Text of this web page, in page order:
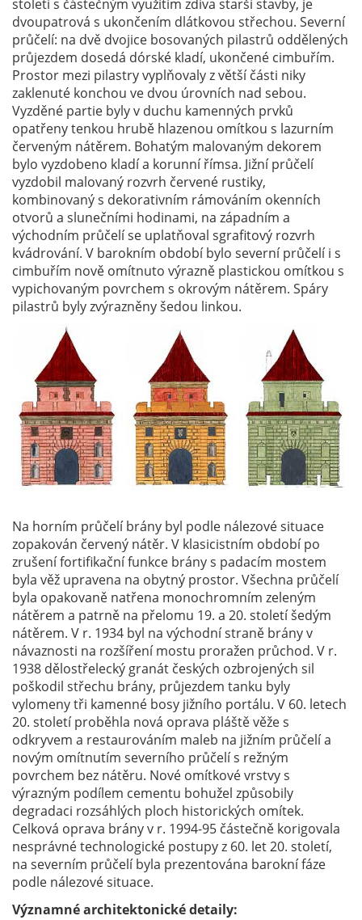
století s částečným využitím zdiva starší stavby, je
dvoupatrová s ukončením dlátkovou střechou. Severní
průčelí: na dvě dvojice bosovaných pilastrů oddělených
průjezdem dosedá dórské kladí, ukončené cimbuřím.
Prostor mezi pilastry vyplňovaly z větší části niky
zaklenuté konchou ve dvou úrovních nad sebou.
Vyzděné partie byly v duchu kamenných prvků
opatřeny tenkou hrubě hlazenou omítkou s lazurním
červeným nátěrem. Bohatým malovaným dekorem
bylo vyzdobeno kladí a korunní římsa. Jižní průčelí
vyzdobil malovaný rozvrh červené rustiky,
kombinovaný s dekorativním rámováním okenních
otvorů a slunečními hodinami, na západním a
východním průčelí se uplatňoval sgrafitový rozvrh
kvádrování. V barokním období bylo severní průčelí i s
cimbuřím nově omítnuto výrazně plastickou omítkou s
vypichovaným povrchem s okrovým nátěrem. Spáry
pilastrů byly zvýrazněny šedou linkou.
Na horním průčelí brány byl podle nálezové situace
zopakován červený nátěr. V klasicistním období po
zrušení fortifikační funkce brány s padacím mostem
byla věž upravena na obytný prostor. Všechna průčelí
byla opakovaně natřena monochromním zeleným
nátěrem a patrně na přelomu 19. a 20. století šedým
nátěrem. V r. 1934 byl na východní straně brány v
návaznosti na rozšíření mostu proražen průchod. V r.
1938 dělostřelecký granát českých ozbrojených sil
poškodil střechu brány, průjezdem tanku byly
vylomeny tři kamenné bosy jižního portálu. V 60. letech
20. století proběhla nová oprava pláště věže s
odkryvem a restaurováním maleb na jižním průčelí a
novým omítnutím severního průčelí s režným
povrchem bez nátěru. Nové omítkové vrstvy s
výrazným podílem cementu bohužel způsobily
degradaci rozsáhlých ploch historických omítek.
Celková oprava brány v r. 1994-95 částečně korigovala
nesprávné technologické postupy z 60. let 20. století,
na severním průčelí byla prezentována barokní fáze
podle nálezové situace.
Významné architektonické detaily: